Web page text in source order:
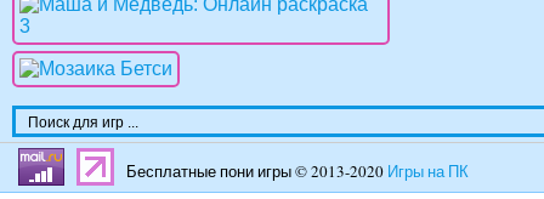
Бесплатные пони игры © 2013-2020 Игры на ПК